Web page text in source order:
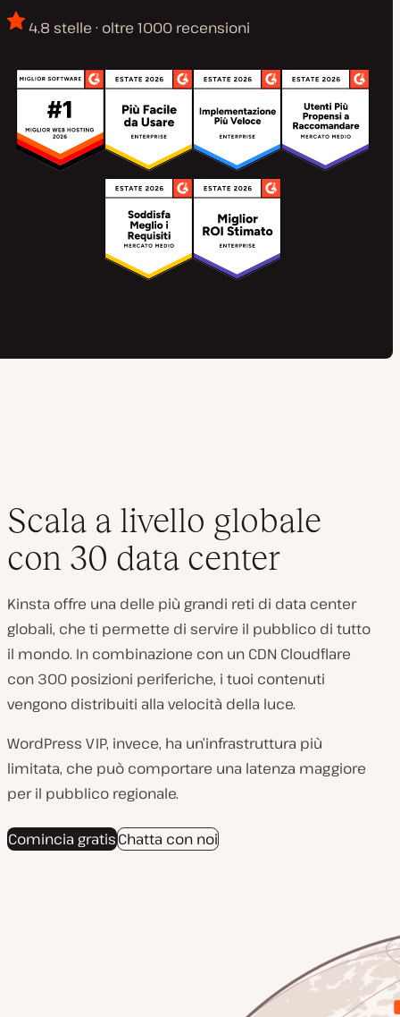
4.8 stelle · oltre 1000 recensioni
Scala a livello globale
con 30 data center
Kinsta offre una delle più grandi reti di data center
globali, che ti permette di servire il pubblico di tutto
il mondo. In combinazione con un CDN Cloudflare
con 300 posizioni periferiche, i tuoi contenuti
vengono distribuiti alla velocità della luce.
WordPress VIP, invece, ha un’infrastruttura più
limitata, che può comportare una latenza maggiore
per il pubblico regionale.
Comincia gratisChatta con noi